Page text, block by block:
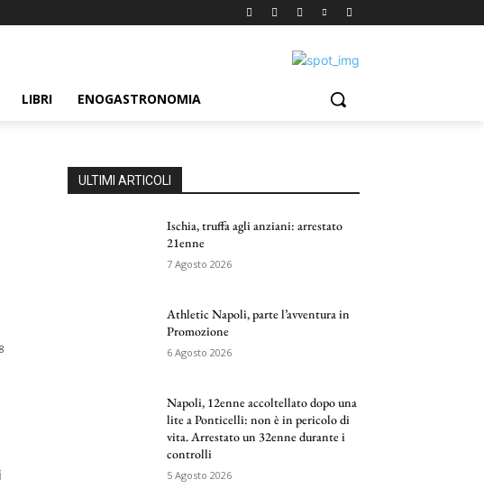
LIBRI ENOGASTRONOMIA
ULTIMI ARTICOLI
Ischia, truffa agli anziani: arrestato
21enne
7 Agosto 2026
Athletic Napoli, parte l’avventura in
Promozione
6 Agosto 2026
Napoli, 12enne accoltellato dopo una
lite a Ponticelli: non è in pericolo di
vita. Arrestato un 32enne durante i
controlli
5 Agosto 2026